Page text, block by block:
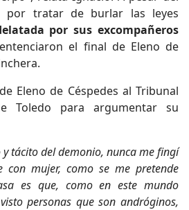
por tratar de burlar las leyes
por sus excompañeros
el final de Eleno de
Eleno de Céspedes al Tribunal
Toledo para argumentar su
y tácito del demonio, nunca me fingí
con mujer, como se me pretende
es que, como en este mundo
personas que son andróginos,